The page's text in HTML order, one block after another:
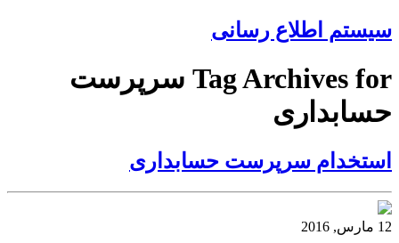
سیستم اطلاع رسانی
Tag Archives for سرپرست
حسابداری
استخدام سرپرست حسابداری
12 مارس, 2016